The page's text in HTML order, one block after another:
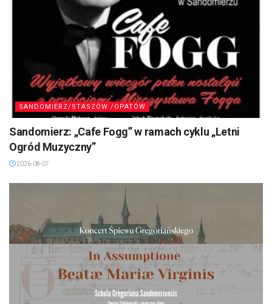
SANDOMIERZ/STASZÓW /OPATÓW
Sandomierz: „Cafe Fogg” w ramach cyklu „Letni
Ogród Muzyczny”
2026-08-07